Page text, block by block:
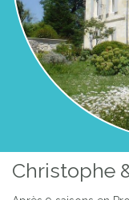
LA GRAVE -
Previous
Christophe